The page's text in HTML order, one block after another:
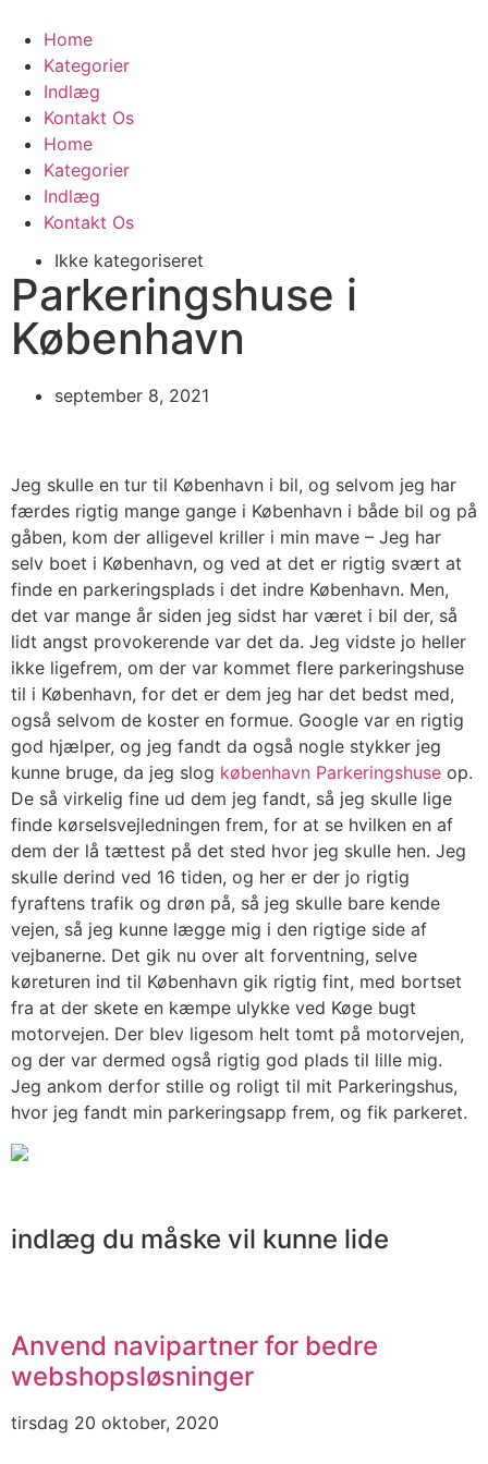
Home
Kategorier
Indlæg
Kontakt Os
Home
Kategorier
Indlæg
Kontakt Os
Ikke kategoriseret
Parkeringshuse i
København
september 8, 2021
Jeg skulle en tur til København i bil, og selvom jeg har
færdes rigtig mange gange i København i både bil og på
gåben, kom der alligevel kriller i min mave – Jeg har
selv boet i København, og ved at det er rigtig svært at
finde en parkeringsplads i det indre København. Men,
det var mange år siden jeg sidst har været i bil der, så
lidt angst provokerende var det da. Jeg vidste jo heller
ikke ligefrem, om der var kommet flere parkeringshuse
til i København, for det er dem jeg har det bedst med,
også selvom de koster en formue. Google var en rigtig
god hjælper, og jeg fandt da også nogle stykker jeg
kunne bruge, da jeg slog københavn Parkeringshuse op.
De så virkelig fine ud dem jeg fandt, så jeg skulle lige
finde kørselsvejledningen frem, for at se hvilken en af
dem der lå tættest på det sted hvor jeg skulle hen. Jeg
skulle derind ved 16 tiden, og her er der jo rigtig
fyraftens trafik og drøn på, så jeg skulle bare kende
vejen, så jeg kunne lægge mig i den rigtige side af
vejbanerne. Det gik nu over alt forventning, selve
køreturen ind til København gik rigtig fint, med bortset
fra at der skete en kæmpe ulykke ved Køge bugt
motorvejen. Der blev ligesom helt tomt på motorvejen,
og der var dermed også rigtig god plads til lille mig.
Jeg ankom derfor stille og roligt til mit Parkeringshus,
hvor jeg fandt min parkeringsapp frem, og fik parkeret.
indlæg du måske vil kunne lide
Anvend navipartner for bedre
webshopsløsninger
tirsdag 20 oktober, 2020